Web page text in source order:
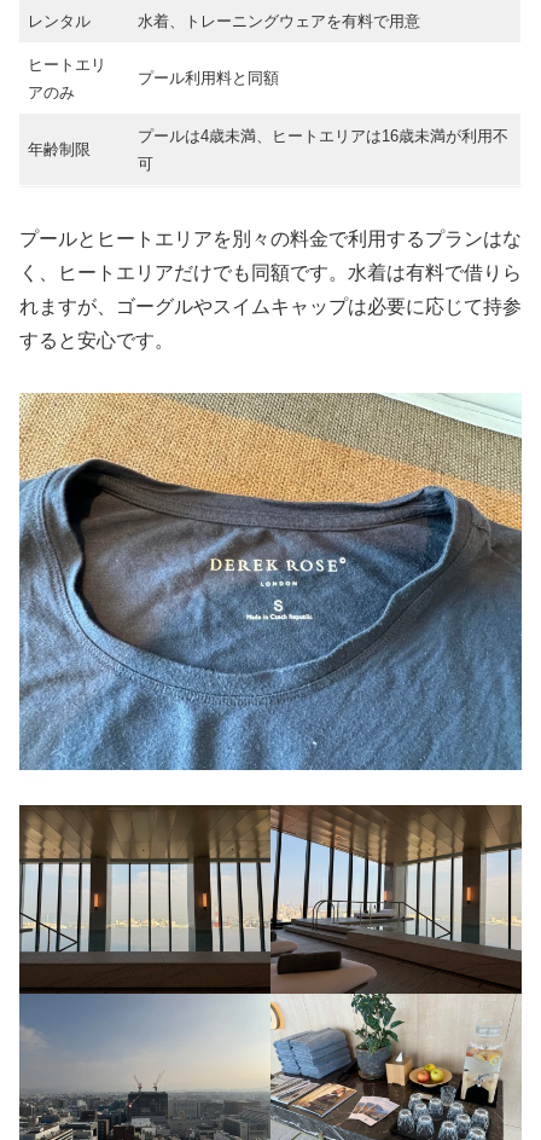
レンタル 水着、トレーニングウェアを有料で用意
ヒートエリ
アのみ
プール利用料と同額
年齢制限
プールは4歳未満、ヒートエリアは16歳未満が利用不
可
プールとヒートエリアを別々の料金で利用するプランはな
く、ヒートエリアだけでも同額です。水着は有料で借りら
れますが、ゴーグルやスイムキャップは必要に応じて持参
すると安心です。